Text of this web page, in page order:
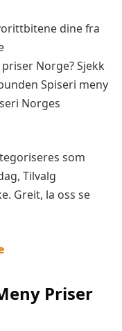
dine fra
Norge? Sjekk
Spiseri meny
Norges
som
Tilvalg
Greit, la oss se
Priser